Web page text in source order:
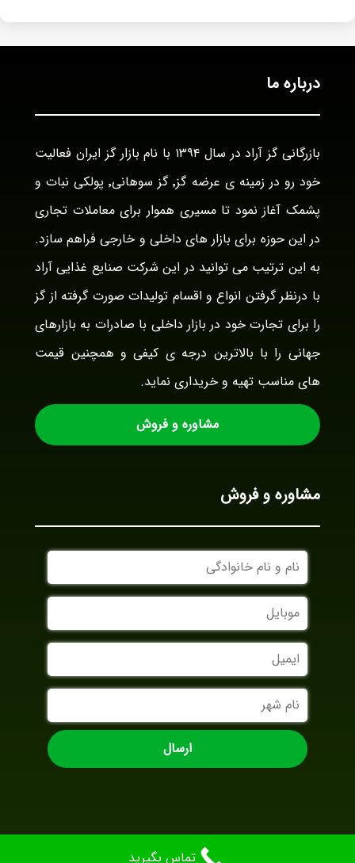
درباره ما
بازرگانی گز آراد در سال ۱۳۹۴ با نام بازار گز ایران فعالیت
خود رو در زمینه ی عرضه گز٬ گز سوهانی٬ پولکی نبات و
پشمک آغاز نمود تا مسیری هموار برای معاملات تجاری
در این حوزه برای بازار های داخلی و خارجی فراهم سازد.
به این ترتیب می توانید در این شرکت صنایع غذایی آراد
با درنظر گرفتن انواع و اقسام تولیدات صورت گرفته از گز
را برای تجارت خود در بازار داخلی با صادرات به بازارهای
جهانی را با بالاترین درجه ی کیفی و همچنین قیمت
های مناسب تهیه و خریداری نماید.
مشاوره و فروش
مشاوره و فروش
نام
و
نام
خانوادگی
موبایل
ایمیل
نام
شهر
Designed ByAradBranding.com
تماس بگیرید